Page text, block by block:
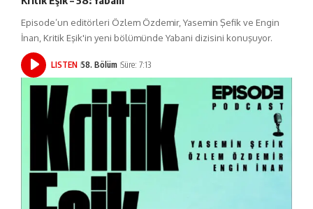
Episode’un editörleri Özlem Özdemir, Yasemin Şefik ve Engin
İnan, Kritik Eşik'in yeni bölümünde Yabani dizisini konuşuyor.
LISTEN 58. Bölüm Süre: 7:13